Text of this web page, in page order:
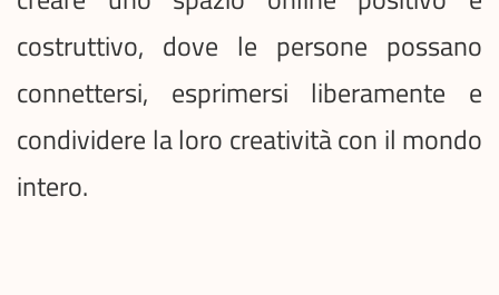
costruttivo, dove le persone possano
connettersi, esprimersi liberamente e
condividere la loro creatività con il mondo
intero.